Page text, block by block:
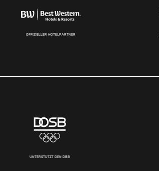
OFFIZIELLER HOTELPARTNER
UNTERSTÜTZT DEN DBB